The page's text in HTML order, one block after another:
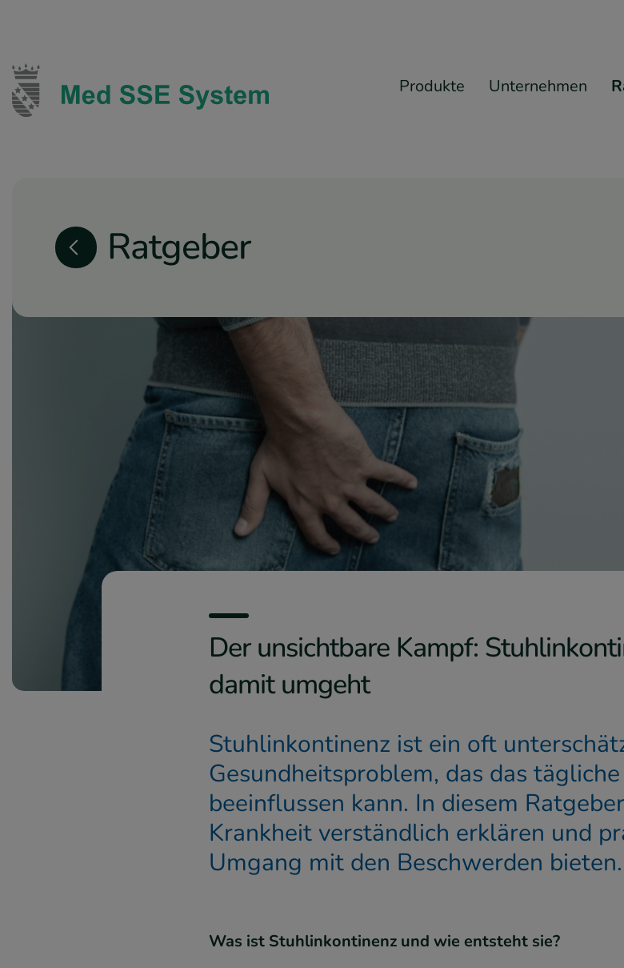
Produkte Unternehmen
Ratgeber
Der unsichtbare Kampf:
damit umgeht
Stuhlinkontinenz ist ein oft
Gesundheitsproblem, das das
beeinflussen kann. In diesem
Krankheit verständlich erklären und
Umgang mit den Beschwerden bieten.
Was ist Stuhlinkontinenz und wie entsteht sie?